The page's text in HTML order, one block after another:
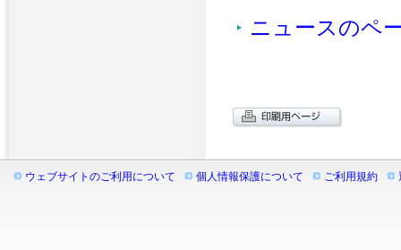
ニュースのペ
ウェブサイトのご利用について 個人情報保護について ご利用規約